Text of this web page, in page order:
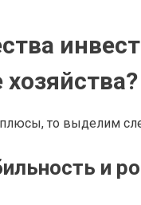
плюсы, то выделим
и